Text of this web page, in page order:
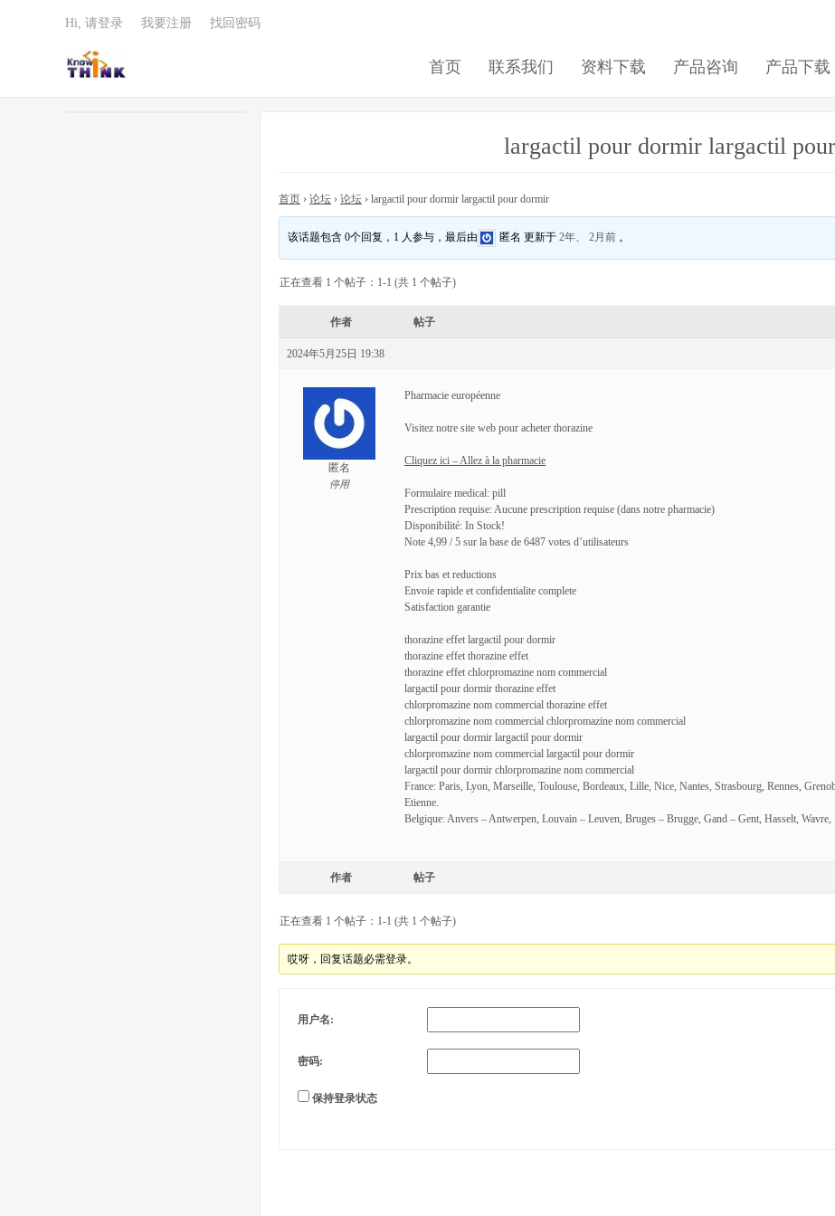
首页 联系我们 资料下载 产品咨询 产品下载
Hi, 请登录 我要注册 找回密码
largactil pour dormir largactil
首页 › 论坛 › 论坛 › largactil pour dormir largactil pour dormir
该话题包含 0个回复，1 人参与，最后由 匿名 更新于2年、 2月前 。
正在查看 1 个帖子：1-1 (共 1 个帖子)
作者 帖子
2024年5月25日 19:38
匿名
停用
Pharmacie européenne
Visitez notre site web pour acheter thorazine
Cliquez ici – Allez à la pharmacie
Formulaire medical: pill
Prescription requise: Aucune prescription requise (dans notre pharmacie)
Disponibilité: In Stock!
Note 4,99 / 5 sur la base de 6487 votes d’utilisateurs
Prix bas et reductions
Envoie rapide et confidentialite complete
Satisfaction garantie
thorazine effet largactil pour dormir
thorazine effet thorazine effet
thorazine effet chlorpromazine nom commercial
largactil pour dormir thorazine effet
chlorpromazine nom commercial thorazine effet
chlorpromazine nom commercial chlorpromazine nom commercial
largactil pour dormir largactil pour dormir
chlorpromazine nom commercial largactil pour dormir
largactil pour dormir chlorpromazine nom commercial
France: Paris, Lyon, Marseille, Toulouse, Bordeaux, Lille, Nice, Nantes, Strasbourg, Rennes,
Etienne.
Belgique: Anvers – Antwerpen, Louvain – Leuven, Bruges – Brugge, Gand – Gent, Hasselt,
作者 帖子
正在查看 1 个帖子：1-1 (共 1 个帖子)
哎呀，回复话题必需登录。
用户名:
密码:
保持登录状态